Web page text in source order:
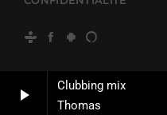
play_arrow
Clubbing mix
Thomas